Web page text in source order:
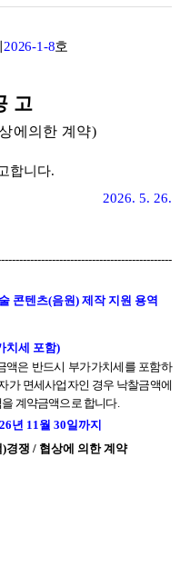
2026-1-8호
고
에의한 계약)
합니다.
2026. 5. 26.
콘텐츠(음원)제작 지원 용역
치세 포함)
액은 반드시 부가가치세를 포함하
가 면세사업자인 경우 낙찰금액에
계약금액으로 합니다.
년 11월 30일까지
)경쟁 / 협상에 의한 계약